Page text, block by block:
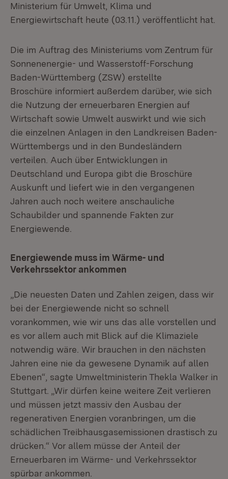
Ministerium für Umwelt, Klima und
Energiewirtschaft heute (03.11.) veröffentlicht hat.
Die im Auftrag des Ministeriums vom Zentrum für
Sonnenenergie- und Wasserstoff-Forschung
Baden-Württemberg (ZSW) erstellte
Broschüre informiert außerdem darüber, wie sich
die Nutzung der erneuerbaren Energien auf
Wirtschaft sowie Umwelt auswirkt und wie sich
die einzelnen Anlagen in den Landkreisen Baden-
Württembergs und in den Bundesländern
verteilen. Auch über Entwicklungen in
Deutschland und Europa gibt die Broschüre
Auskunft und liefert wie in den vergangenen
Jahren auch noch weitere anschauliche
Schaubilder und spannende Fakten zur
Energiewende.
Energiewende muss im Wärme- und
Verkehrssektor ankommen
„Die neuesten Daten und Zahlen zeigen, dass wir
bei der Energiewende nicht so schnell
vorankommen, wie wir uns das alle vorstellen und
es vor allem auch mit Blick auf die Klimaziele
notwendig wäre. Wir brauchen in den nächsten
Jahren eine nie da gewesene Dynamik auf allen
Ebenen“, sagte Umweltministerin Thekla Walker in
Stuttgart. „Wir dürfen keine weitere Zeit verlieren
und müssen jetzt massiv den Ausbau der
regenerativen Energien voranbringen, um die
schädlichen Treibhausgasemissionen drastisch zu
drücken.“ Vor allem müsse der Anteil der
Erneuerbaren im Wärme- und Verkehrssektor
spürbar ankommen.